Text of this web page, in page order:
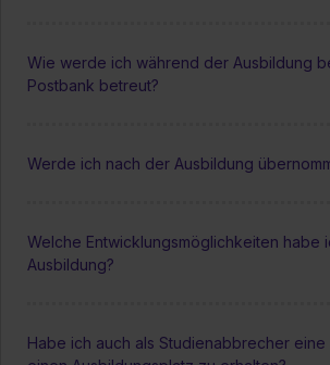
Wie werde ich während der Ausbildung
Postbank betreut?
Werde ich nach der Ausbildung
Welche Entwicklungsmöglichkeiten habe
Ausbildung?
Habe ich auch als Studienabbrecher eine